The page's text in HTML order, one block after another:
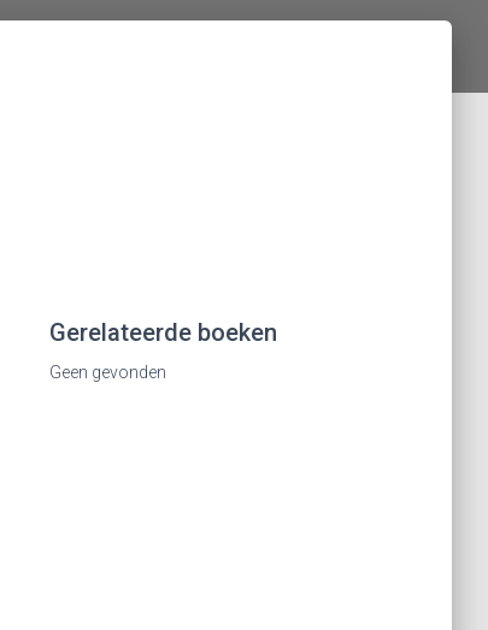
Gerelateerde boeken
Geen gevonden